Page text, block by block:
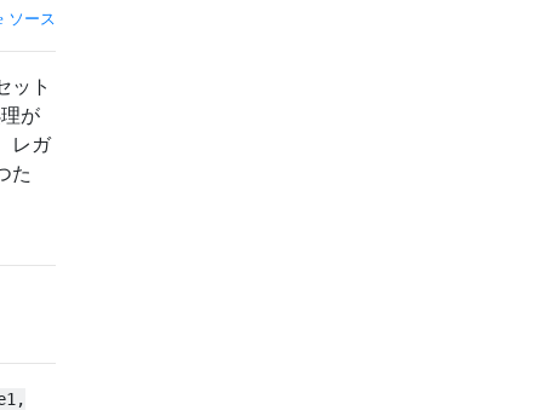
ソース
ット
が
レガ
た